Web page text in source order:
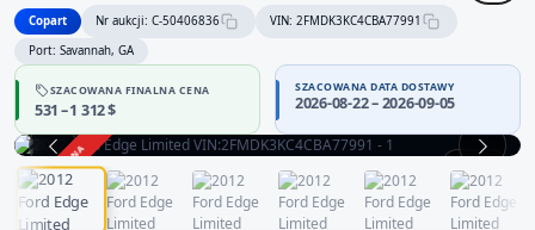
Copart Nr aukcji: C-50406836
VIN: 2FMDK3KC4CBA77991
Port: Savannah, GA
SZACOWANA FINALNA CENA
531 – 1 312 $
SZACOWANA DATA DOSTAWY
2026-08-22 – 2026-09-05
ZAKOŃCZONA